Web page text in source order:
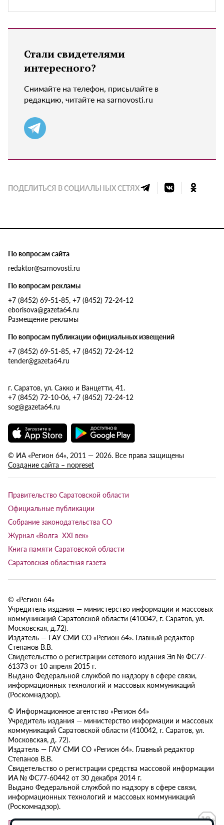
Стали свидетелями
интересного?
Снимайте на телефон, присылайте в
редакцию, читайте на sarnovosti.ru
ПОДЕЛИТЬСЯ В СОЦИАЛЬНЫХ СЕТЯХ
По вопросам сайта
redaktor@sarnovosti.ru
По вопросам рекламы
+7 (8452) 69-51-85, +7 (8452) 72-24-12
eborisova@gazeta64.ru
Размещение рекламы
По вопросам публикации официальных извещений
+7 (8452) 69-51-85, +7 (8452) 72-24-12
tender@gazeta64.ru
г. Саратов, ул. Сакко и Ванцетти, 41.
+7 (8452) 72-10-06, +7 (8452) 72-24-12
sog@gazeta64.ru
© ИА «Регион 64», 2011 — 2026. Все права защищены
Создание сайта – nopreset
Правительство Саратовской области
Официальные публикации
Собрание законодательства СО
Журнал «Волга XXI век»
Книга памяти Саратовской области
Саратовская областная газета
© «Регион 64»
Учредитель издания — министерство информации и массовых
коммуникаций Саратовской области (410042, г. Саратов, ул.
Московская, д.72).
Издатель — ГАУ СМИ СО «Регион 64». Главный редактор
Степанов В.В.
Свидетельство о регистрации сетевого издания Эл № ФС77-
61373 от 10 апреля 2015 г.
Выдано Федеральной службой по надзору в сфере связи,
информационных технологий и массовых коммуникаций
(Роскомнадзор).
© Информационное агентство «Регион 64»
Учредитель издания — министерство информации и массовых
коммуникаций Саратовской области (410042, г. Саратов, ул.
Московская, д. 72).
Издатель — ГАУ СМИ СО «Регион 64». Главный редактор
Степанов В.В.
Свидетельство о регистрации средства массовой информации
ИА № ФС77-60442 от 30 декабря 2014 г.
Выдано Федеральной службой по надзору в сфере связи,
информационных технологий и массовых коммуникаций
(Роскомнадзор).
Политика в отношении обработки персональных данных